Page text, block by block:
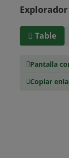
Tipo de
Table
Pantalla
Copiar